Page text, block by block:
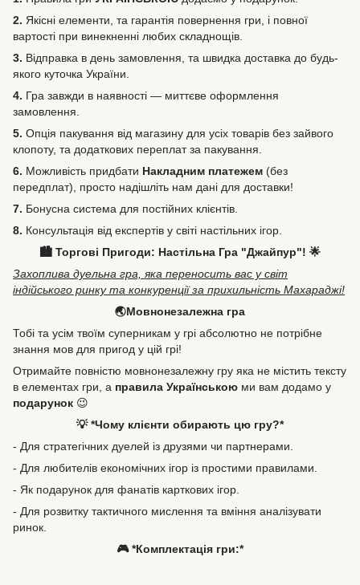
2. Якісні елементи, та гарантія повернення гри, і повної
вартості при винекненні любих складнощів.
3. Відправка в день замовлення, та швидка доставка до будь-
якого куточка України.
4. Гра завжди в наявності — миттєве оформлення
замовлення.
5. Опція пакування від магазину для усіх товарів без зайвого
клопоту, та додаткових переплат за пакування.
6. Можливість придбати Накладним платежем (без
передплат), просто надішліть нам дані для доставки!
7. Бонусна система для постійних клієнтів.
8. Консультація від експертів у світі настільних ігор.
🏙️ Торгові Пригоди: Настільна Гра "Джайпур"! 🌟
Захоплива дуельна гра, яка переносить вас у світ
індійського ринку та конкуренції за прихильність Махараджі!
🌏Мовнонезалежна гра
Тобі та усім твоїм суперникам у грі абсолютно не потрібне
знання мов для пригод у цій грі!
Отримайте повністю мовнонезалежну гру яка не містить тексту
в елементах гри, а правила Українською ми вам додамо у
подарунок 😉
💡 *Чому клієнти обирають цю гру?*
- Для стратегічних дуелей із друзями чи партнерами.
- Для любителів економічних ігор із простими правилами.
- Як подарунок для фанатів карткових ігор.
- Для розвитку тактичного мислення та вміння аналізувати
ринок.
🎮 *Комплектація гри:*